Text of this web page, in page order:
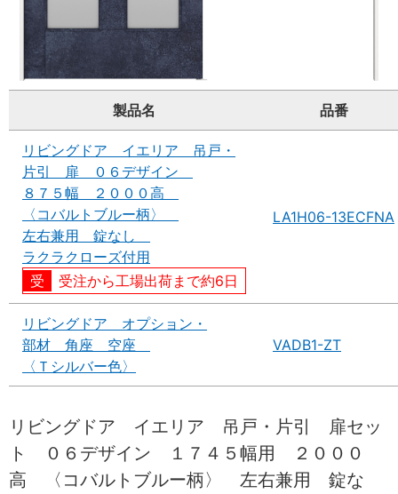
製品名 品番
リビングドア イエリア 吊戸・
片引 扉 ０６デザイン
８７５幅 ２０００高
〈コバルトブルー柄〉
左右兼用 錠なし
ラクラクローズ付用
受注から工場出荷まで約6日
LA1H06-13ECFNA
リビングドア オプション・
部材 角座 空座
〈Ｔシルバー色〉
VADB1-ZT
リビングドア イエリア 吊戸・片引 扉セッ
ト ０６デザイン １７４５幅用 ２０００
高 〈コバルトブルー柄〉 左右兼用 錠な